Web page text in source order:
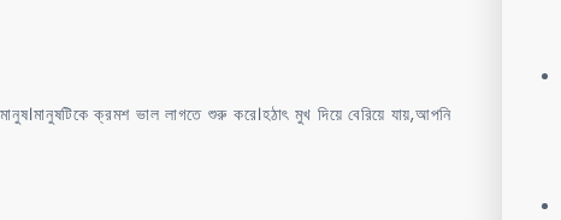
ক্রমশ ভাল লাগতে শুরু করে।হঠাৎ মুখ দিয়ে বেরিয়ে যায়,আপনি